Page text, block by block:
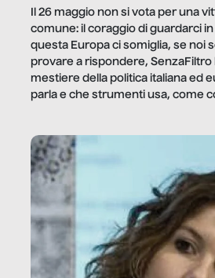
Il 26 maggio non si vota per una
comune: il coraggio di guardarci
questa Europa ci somiglia, se noi
provare a rispondere, SenzaFiltro
mestiere della politica italiana ed
parla e che strumenti usa, come